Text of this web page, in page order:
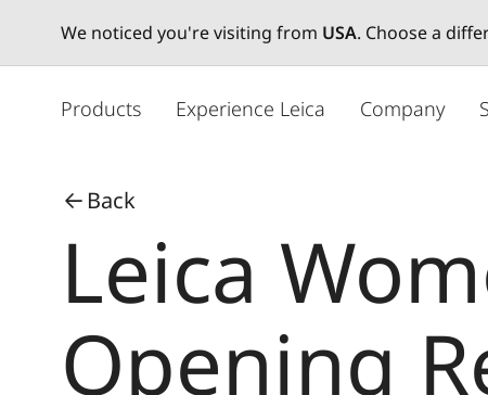
We noticed you're visiting from USA. Choose a
Products Experience Leica Company
Back
Leica
Opening